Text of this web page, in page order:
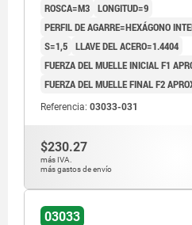
ROSCA=M3 LONGITUD=9
PERFIL DE AGARRE=HEXÁGONO
S=1,5 LLAVE DEL ACERO=1.4404
FUERZA DEL MUELLE INICIAL F1
FUERZA DEL MUELLE FINAL F2
Referencia: 03033-031
$230.27
más IVA.
más gastos de envío
03033